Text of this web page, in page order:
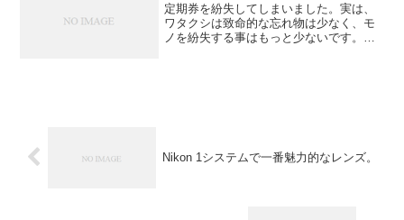
定期券を紛失してしまいました。実は、
ワタクシは致命的な忘れ物は少なく、モ
ノを紛失する事はもっと少ないです。
Nikon 1システムで一番魅力的なレンズ。